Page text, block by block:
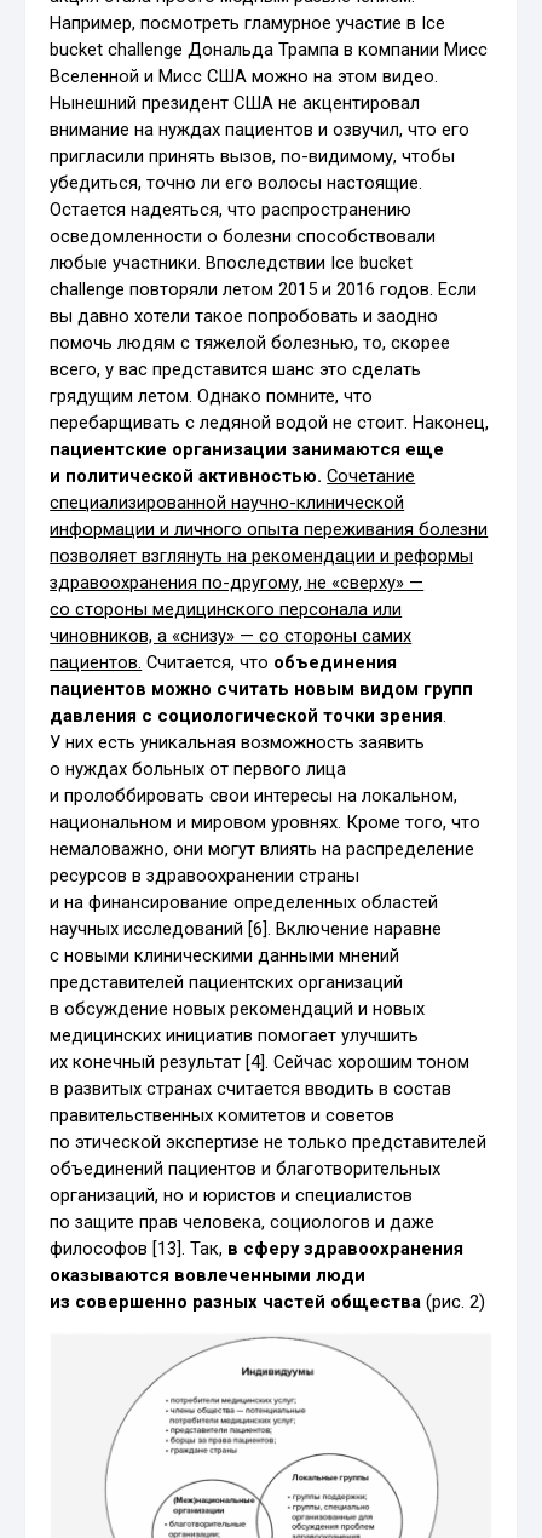
Например, посмотреть гламурное участие в Ice
bucket challenge Дональда Трампа в компании Мисс
Вселенной и Мисс США можно на этом видео.
Нынешний президент США не акцентировал
внимание на нуждах пациентов и озвучил, что его
пригласили принять вызов, по-видимому, чтобы
убедиться, точно ли его волосы настоящие.
Остается надеяться, что распространению
осведомленности о болезни способствовали
любые участники. Впоследствии Ice bucket
challenge повторяли летом 2015 и 2016 годов. Если
вы давно хотели такое попробовать и заодно
помочь людям с тяжелой болезнью, то, скорее
всего, у вас представится шанс это сделать
грядущим летом. Однако помните, что
перебарщивать с ледяной водой не стоит. Наконец,
пациентские организации занимаются еще
и политической активностью. Сочетание
специализированной научно-клинической
информации и личного опыта переживания болезни
позволяет взглянуть на рекомендации и реформы
здравоохранения по-другому, не «сверху» —
со стороны медицинского персонала или
чиновников, а «снизу» — со стороны самих
пациентов. Считается, что объединения
пациентов можно считать новым видом групп
давления с социологической точки зрения.
У них есть уникальная возможность заявить
о нуждах больных от первого лица
и пролоббировать свои интересы на локальном,
национальном и мировом уровнях. Кроме того, что
немаловажно, они могут влиять на распределение
ресурсов в здравоохранении страны
и на финансирование определенных областей
научных исследований [6]. Включение наравне
с новыми клиническими данными мнений
представителей пациентских организаций
в обсуждение новых рекомендаций и новых
медицинских инициатив помогает улучшить
их конечный результат [4]. Сейчас хорошим тоном
в развитых странах считается вводить в состав
правительственных комитетов и советов
по этической экспертизе не только представителей
объединений пациентов и благотворительных
организаций, но и юристов и специалистов
по защите прав человека, социологов и даже
философов [13]. Так, в сферу здравоохранения
оказываются вовлеченными люди
из совершенно разных частей общества (рис. 2)